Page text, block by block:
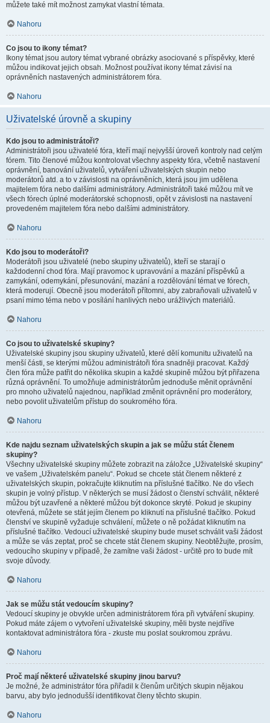
můžete také mít možnost zamykat vlastní témata.
Nahoru
Co jsou to ikony témat?
Ikony témat jsou autory témat vybrané obrázky asociované s příspěvky, které
můžou indikovat jejich obsah. Možnost používat ikony témat závisí na
oprávněních nastavených administrátorem fóra.
Nahoru
Uživatelské úrovně a skupiny
Kdo jsou to administrátoři?
Administrátoři jsou uživatelé fóra, kteří mají nejvyšší úroveň kontroly nad celým
fórem. Tito členové můžou kontrolovat všechny aspekty fóra, včetně nastavení
oprávnění, banování uživatelů, vytváření uživatelských skupin nebo
moderátorů atd. a to v závislosti na oprávněních, která jsou jim udělena
majitelem fóra nebo dalšími administrátory. Administrátoři také můžou mít ve
všech fórech úplné moderátorské schopnosti, opět v závislosti na nastavení
provedeném majitelem fóra nebo dalšími administrátory.
Nahoru
Kdo jsou to moderátoři?
Moderátoři jsou uživatelé (nebo skupiny uživatelů), kteří se starají o
každodenní chod fóra. Mají pravomoc k upravování a mazání příspěvků a
zamykání, odemykání, přesunování, mazání a rozdělování témat ve fórech,
která moderují. Obecně jsou moderátoři přítomni, aby zabraňovali uživatelů v
psaní mimo téma nebo v posílání hanlivých nebo urážlivých materiálů.
Nahoru
Co jsou to uživatelské skupiny?
Uživatelské skupiny jsou skupiny uživatelů, které dělí komunitu uživatelů na
menší části, se kterými můžou administrátoři fóra snadněji pracovat. Každý
člen fóra může patřit do několika skupin a každé skupině můžou být přiřazena
různá oprávnění. To umožňuje administrátorům jednoduše měnit oprávnění
pro mnoho uživatelů najednou, například změnit oprávnění pro moderátory,
nebo povolit uživatelům přístup do soukromého fóra.
Nahoru
Kde najdu seznam uživatelských skupin a jak se můžu stát členem
skupiny?
Všechny uživatelské skupiny můžete zobrazit na záložce „Uživatelské skupiny“
ve vašem „Uživatelském panelu“. Pokud se chcete stát členem některé z
uživatelských skupin, pokračujte kliknutím na příslušné tlačítko. Ne do všech
skupin je volný přístup. V některých se musí žádost o členství schválit, některé
můžou být uzavřené a některé můžou být dokonce skryté. Pokud je skupiny
otevřená, můžete se stát jejím členem po kliknutí na příslušné tlačítko. Pokud
členství ve skupině vyžaduje schválení, můžete o ně požádat kliknutím na
příslušné tlačítko. Vedoucí uživatelské skupiny bude muset schválit vaši žádost
a může se vás zeptat, proč se chcete stát členem skupiny. Neobtěžujte, prosím,
vedoucího skupiny v případě, že zamítne vaši žádost - určitě pro to bude mít
svoje důvody.
Nahoru
Jak se můžu stát vedoucím skupiny?
Vedoucí skupiny je obvykle určen administrátorem fóra při vytváření skupiny.
Pokud máte zájem o vytvoření uživatelské skupiny, měli byste nejdříve
kontaktovat administrátora fóra - zkuste mu poslat soukromou zprávu.
Nahoru
Proč mají některé uživatelské skupiny jinou barvu?
Je možné, že administrátor fóra přiřadil k členům určitých skupin nějakou
barvu, aby bylo jednodušší identifikovat členy těchto skupin.
Nahoru